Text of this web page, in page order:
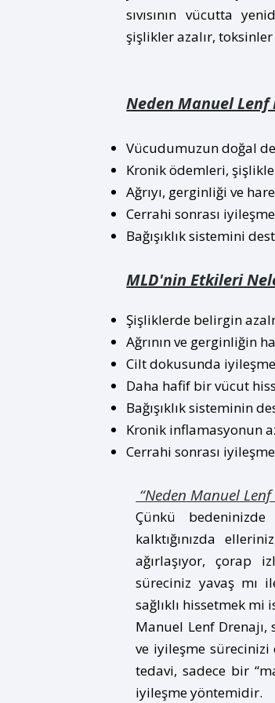
sıvısının vücutta
şişlikler azalır,
Neden Manuel Lenf
Vücudumuzun doğal
Kronik ödemleri,
Ağrıyı, gerginliği ve
Cerrahi sonrası
Bağışıklık sistemini
MLD'nin Etkileri
Şişliklerde belirgin
Ağrının ve gerginliğin
Cilt dokusunda
Daha hafif bir vücut
Bağışıklık sisteminin
Kronik inflamasyonun
Cerrahi sonrası
“Neden Manuel
Çünkü
kalktığınızda
ağırlaşıyor, çorap
süreciniz yavaş mı
sağlıklı hissetmek mi
Manuel Lenf
ve iyileşme
tedavi, sadece bir
iyileşme yöntemidir.